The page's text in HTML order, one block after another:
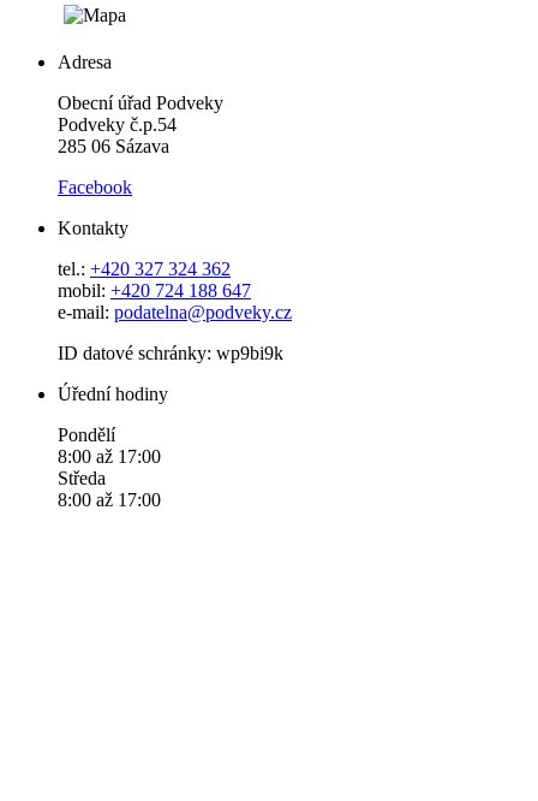
Adresa
Obecní úřad Podveky
Podveky č.p.54
285 06 Sázava
Facebook
Kontakty
tel.: +420 327 324 362
mobil: +420 724 188 647
e-mail: podatelna@podveky.cz
ID datové schránky: wp9bi9k
Úřední hodiny
Pondělí
8:00 až 17:00
Středa
8:00 až 17:00